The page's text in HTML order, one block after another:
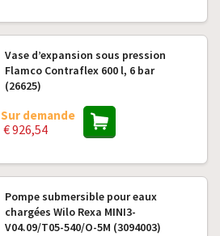
Vase d’expansion sous pression
Flamco Contraflex 600 l, 6 bar
(26625)
Sur demande
€ 926,54
Pompe submersible pour eaux
chargées Wilo Rexa MINI3-
V04.09/T05-540/O-5M (3094003)